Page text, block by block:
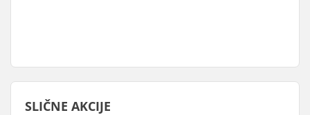
SLIČNE AKCIJE